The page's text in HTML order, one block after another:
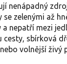
nenápadný
se zelenými až
a nepatří mezi
cesty, sbírková
volnější živý